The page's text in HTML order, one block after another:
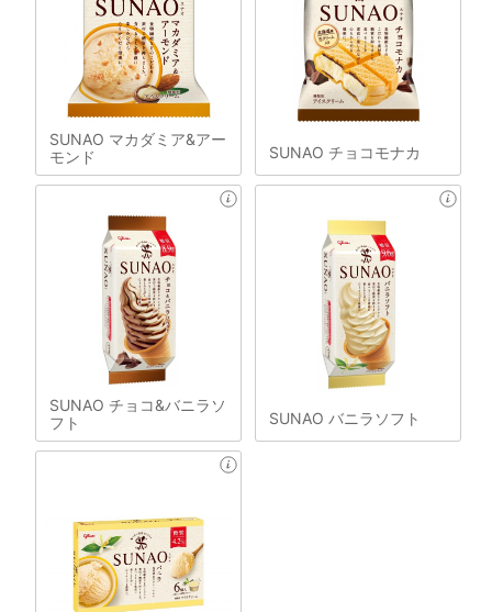
SUNAO マカダミア&アー
モンド
SUNAO チョコモナカ
SUNAO チョコ&バニラソ
フト
SUNAO バニラソフト